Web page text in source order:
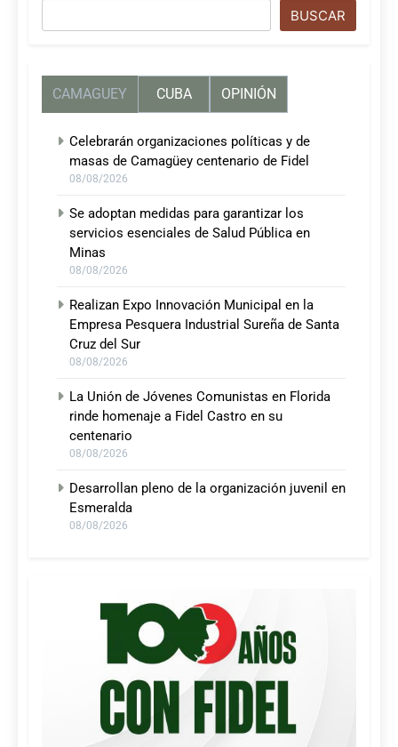
BUSCAR
CAMAGUEY CUBA OPINIÓN
Celebrarán organizaciones políticas y de
masas de Camagüey centenario de Fidel
08/08/2026
Se adoptan medidas para garantizar los
servicios esenciales de Salud Pública en
Minas
08/08/2026
Realizan Expo Innovación Municipal en la
Empresa Pesquera Industrial Sureña de Santa
Cruz del Sur
08/08/2026
La Unión de Jóvenes Comunistas en Florida
rinde homenaje a Fidel Castro en su
centenario
08/08/2026
Desarrollan pleno de la organización juvenil en
Esmeralda
08/08/2026